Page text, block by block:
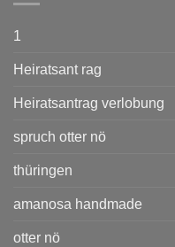
1
Heiratsant rag
Heiratsantrag verlobung
spruch otter nö
thüringen
amanosa handmade
otter nö